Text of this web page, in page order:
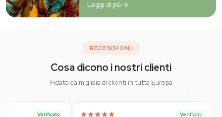
Leggi di più
RECENSIONI
Cosa dicono i nostri clienti
Fidato da migliaia di clienti in tutta Europa